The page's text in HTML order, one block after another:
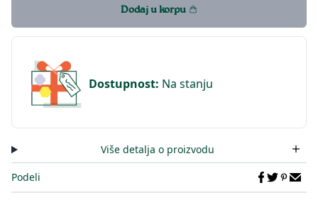
Dodaj u korpu
Dostupnost: Na stanju
Više detalja o proizvodu
Podeli